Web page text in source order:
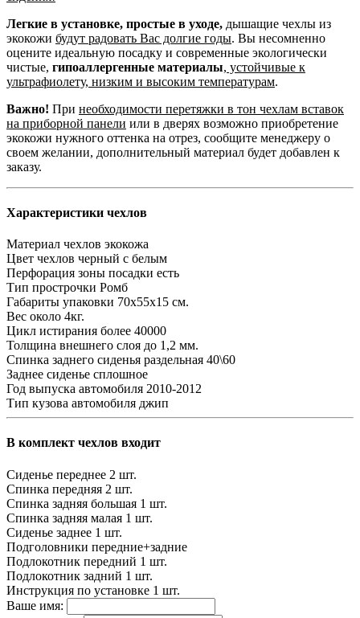
Легкие в установке, простые в уходе, дышащие чехлы из
экокожи будут радовать Вас долгие годы. Вы несомненно
оцените идеальную посадку и современные экологически
чистые, гипоаллергенные материалы, устойчивые к
ультрафиолету, низким и высоким температурам.
Важно! При необходимости перетяжки в тон чехлам вставок
на приборной панели или в дверях возможно приобретение
экокожи нужного оттенка на отрез, сообщите менеджеру о
своем желании, дополнительный материал будет добавлен к
заказу.
Характеристики чехлов
Материал чехлов экокожа
Цвет чехлов черный с белым
Перфорация зоны посадки есть
Тип прострочки Ромб
Габариты упаковки 70х55х15 см.
Вес около 4кг.
Цикл истирания более 40000
Толщина внешнего слоя до 1,2 мм.
Спинка заднего сиденья раздельная 40\60
Заднее сиденье сплошное
Год выпуска автомобиля 2010-2012
Тип кузова автомобиля джип
В комплект чехлов входит
Сиденье переднее 2 шт.
Спинка передняя 2 шт.
Спинка задняя большая 1 шт.
Спинка задняя малая 1 шт.
Сиденье заднее 1 шт.
Подголовники передние+задние
Подлокотник передний 1 шт.
Подлокотник задний 1 шт.
Инструкция по установке 1 шт.
Ваше имя: